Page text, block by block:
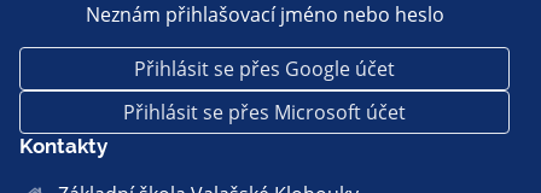
Neznám přihlašovací jméno nebo heslo
Přihlásit se přes Google účet
Přihlásit se přes Microsoft účet
Kontakty